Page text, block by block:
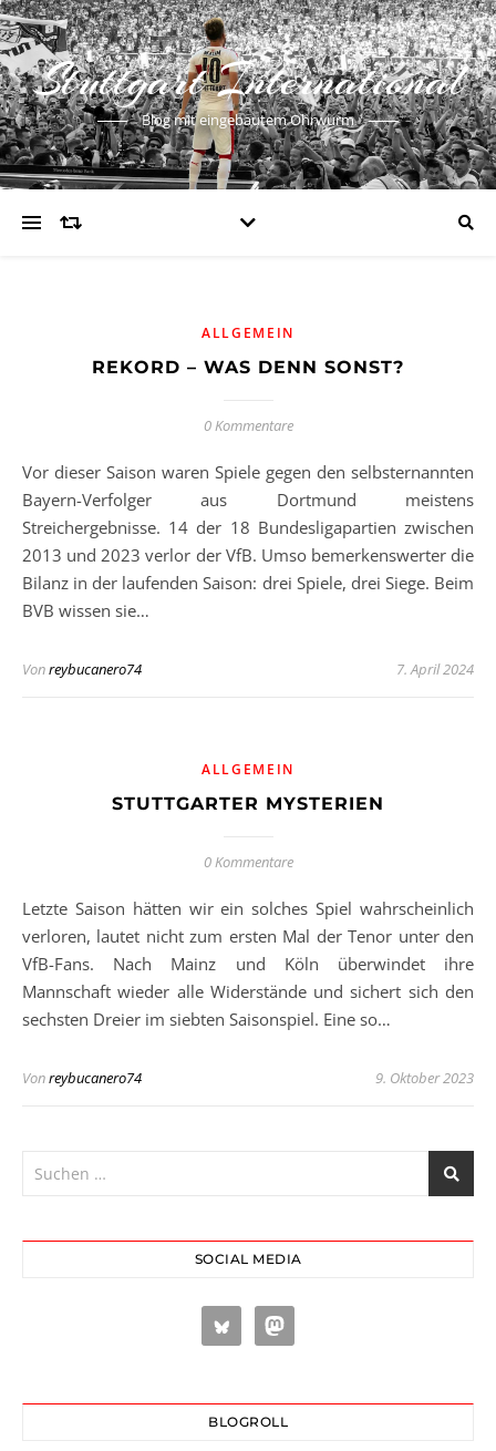
Stuttgart International
Blog mit eingebautem Ohrwurm
ALLGEMEIN
REKORD – WAS DENN SONST?
0 Kommentare
Vor dieser Saison waren Spiele gegen den selbsternannten
Bayern-Verfolger aus Dortmund meistens
Streichergebnisse. 14 der 18 Bundesligapartien zwischen
2013 und 2023 verlor der VfB. Umso bemerkenswerter die
Bilanz in der laufenden Saison: drei Spiele, drei Siege. Beim
BVB wissen sie…
Vonreybucanero74 7. April 2024
ALLGEMEIN
STUTTGARTER MYSTERIEN
0 Kommentare
Letzte Saison hätten wir ein solches Spiel wahrscheinlich
verloren, lautet nicht zum ersten Mal der Tenor unter den
VfB-Fans. Nach Mainz und Köln überwindet ihre
Mannschaft wieder alle Widerstände und sichert sich den
sechsten Dreier im siebten Saisonspiel. Eine so…
Vonreybucanero74 9. Oktober 2023
SOCIAL MEDIA
BLOGROLL